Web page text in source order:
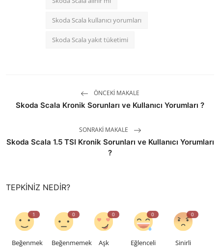
Skoda Scala kullanıcı yorumları
Skoda Scala yakıt tüketimi
ÖNCEKI MAKALE
Skoda Scala Kronik Sorunları ve Kullanıcı Yorumları ?
SONRAKI MAKALE
Skoda Scala 1.5 TSI Kronik Sorunları ve Kullanıcı Yorumları
?
TEPKINIZ NEDIR?
1
Beğenmek
0
Beğenmemek
0
Aşk
0
Eğlenceli
0
Sinirli